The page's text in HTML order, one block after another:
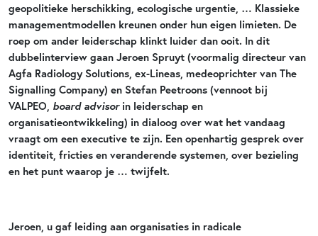
geopolitieke herschikking, ecologische urgentie, … Klassieke
managementmodellen kreunen onder hun eigen limieten. De
roep om ander leiderschap klinkt luider dan ooit. In dit
dubbelinterview gaan Jeroen Spruyt (voormalig directeur van
Agfa Radiology Solutions, ex-Lineas, medeoprichter van The
Signalling Company) en Stefan Peetroons (vennoot bij
VALPEO, board advisorin leiderschap en
organisatieontwikkeling) in dialoog over wat het vandaag
vraagt om een executive te zijn. Een openhartig gesprek over
identiteit, fricties en veranderende systemen, over bezieling
en het punt waarop je … twijfelt.
Jeroen, u gaf leiding aan organisaties in radicale